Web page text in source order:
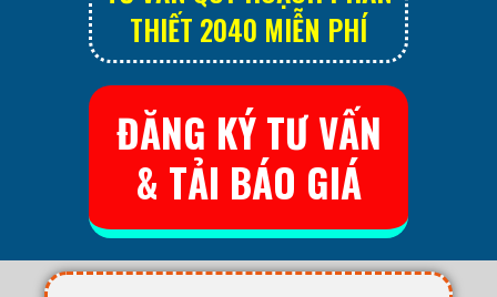
THIẾT 2040 MIỄN PHÍ
ĐĂNG KÝ TƯ VẤN
& TẢI BÁO GIÁ